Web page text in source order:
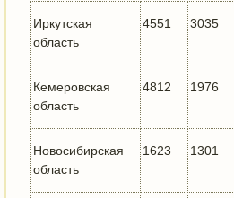
Иркутская
область
4551 3035
Кемеровская
область
4812 1976
Новосибирская
область
1623 1301